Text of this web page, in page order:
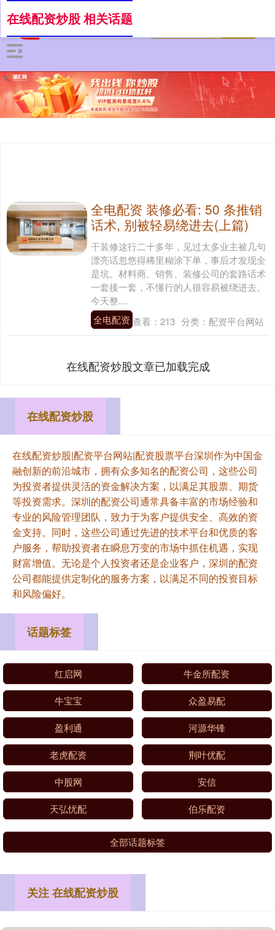
在线配资炒股 相关话题
全电配资 装修必看: 50 条推销
话术, 别被轻易绕进去(上篇)
干装修这行二十多年，见过太多业主被几句
漂亮话忽悠得稀里糊涂下单，事后才发现全
是坑。材料商、销售、装修公司的套路话术
一套接一套，不懂行的人很容易被绕进去。
今天整....
全电配资 查看： 213 分类： 配资平台网站
在线配资炒股文章已加载完成
在线配资炒股
在线配资炒股|配资平台网站|配资股票平台深圳作为中国金
融创新的前沿城市，拥有众多知名的配资公司，这些公司
为投资者提供灵活的资金解决方案，以满足其股票、期货
等投资需求。深圳的配资公司通常具备丰富的市场经验和
专业的风险管理团队，致力于为客户提供安全、高效的资
金支持。同时，这些公司通过先进的技术平台和优质的客
户服务，帮助投资者在瞬息万变的市场中抓住机遇，实现
财富增值。无论是个人投资者还是企业客户，深圳的配资
公司都能提供定制化的服务方案，以满足不同的投资目标
和风险偏好。
话题标签
红启网 牛金所配资
牛宝宝 众盈易配
盈利通 河源华锋
老虎配资 荆叶优配
中股网 安信
天弘忧配 伯乐配资
全部话题标签
关注 在线配资炒股